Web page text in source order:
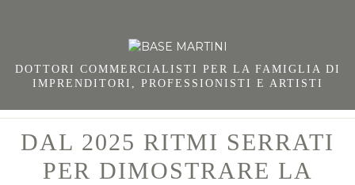
DOTTORI COMMERCIALISTI PER LA FAMIGLIA DI
IMPRENDITORI, PROFESSIONISTI E ARTISTI
DAL 2025 RITMI SERRATI
PER DIMOSTRARE LA